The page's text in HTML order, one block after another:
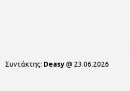
Συντάκτης: Deasy@ 23.06.2026